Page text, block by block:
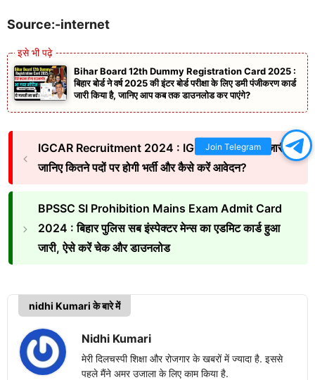
Source:-internet
Bihar Board 12th Dummy Registration Card 2025 :
बिहार बोर्ड ने वर्ष 2025 की इंटर बोर्ड परीक्षा के लिए डमी पंजीकरण कार्ड
जारी किया है, जानिए आप कब तक डाउनलोड कर पाएंगे?
IGCAR Recruitment 2024 : IGCAR की नई भर्ती जारी,
जानिए कितने पदों पर होगी भर्ती और कैसे करें आवेदन?
BPSSC SI Prohibition Mains Exam Admit Card
2024 : बिहार पुलिस सब इंस्पेक्टर मेन्स का एडमिट कार्ड हुआ
जारी, ऐसे करें चेक और डाउनलोड
nidhi Kumari के बारे में
Nidhi Kumari
मेरी दिलचस्पी शिक्षा और रोजगार के खबरों में ज्यादा है. इससे
पहले मैंने अमर उजाला के लिए काम किया है.
Join Telegram